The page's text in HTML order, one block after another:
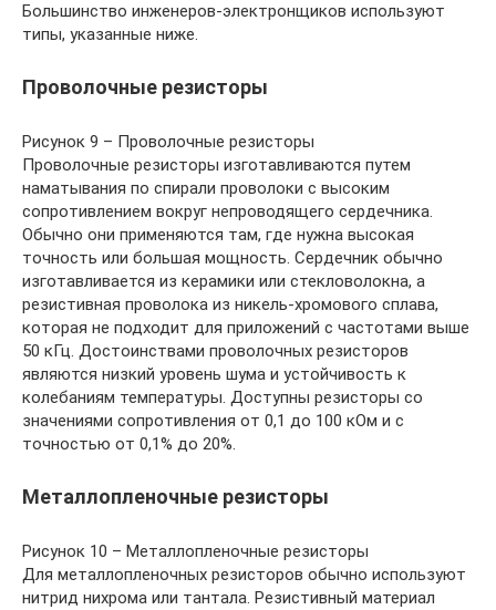
Большинство инженеров-электронщиков используют
типы, указанные ниже.
Проволочные резисторы
Рисунок 9 – Проволочные резисторы
Проволочные резисторы изготавливаются путем
наматывания по спирали проволоки с высоким
сопротивлением вокруг непроводящего сердечника.
Обычно они применяются там, где нужна высокая
точность или большая мощность. Сердечник обычно
изготавливается из керамики или стекловолокна, а
резистивная проволока из никель-хромового сплава,
которая не подходит для приложений с частотами выше
50 кГц. Достоинствами проволочных резисторов
являются низкий уровень шума и устойчивость к
колебаниям температуры. Доступны резисторы со
значениями сопротивления от 0,1 до 100 кОм и с
точностью от 0,1% до 20%.
Металлопленочные резисторы
Рисунок 10 – Металлопленочные резисторы
Для металлопленочных резисторов обычно используют
нитрид нихрома или тантала. Резистивный материал